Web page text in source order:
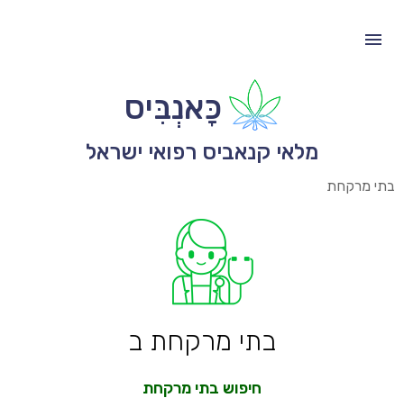
כָּאנְבִּיס
מלאי קנאביס רפואי ישראל
בתי מרקחת
בתי מרקחת ב
חיפוש בתי מרקחת